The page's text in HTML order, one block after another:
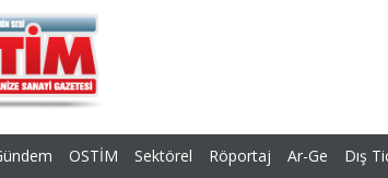
OSTİM Sektörel Röportaj Ar-Ge Dış